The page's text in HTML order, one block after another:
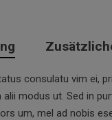
consulatu vim ei,
alii modus ut. Sed in
um, mel ad nobis